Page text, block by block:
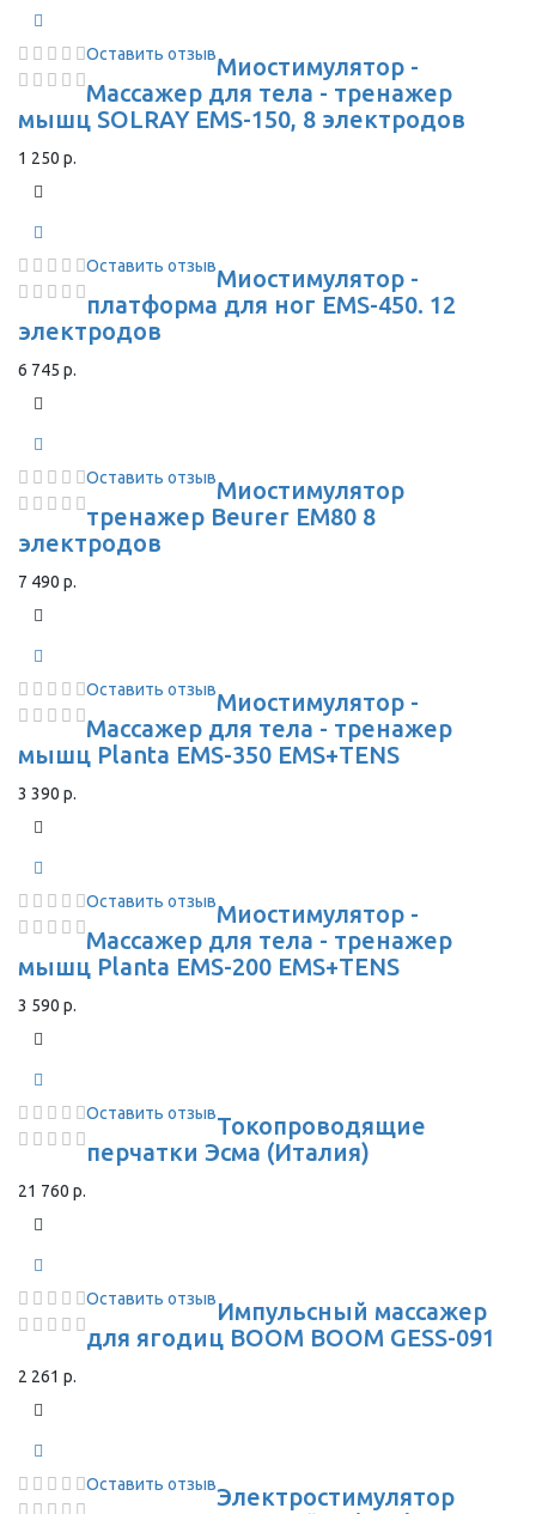
Оставить отзывМиостимулятор -
Массажер для тела - тренажер
мышц SOLRAY EMS-150, 8 электродов
1 250 р.
Оставить отзывМиостимулятор -
платформа для ног EMS-450. 12
электродов
6 745 р.
Оставить отзывМиостимулятор
тренажер Beurer EM80 8
электродов
7 490 р.
Оставить отзывМиостимулятор -
Массажер для тела - тренажер
мышц Planta EMS-350 EMS+TENS
3 390 р.
Оставить отзывМиостимулятор -
Массажер для тела - тренажер
мышц Planta EMS-200 EMS+TENS
3 590 р.
Оставить отзывТокопроводящие
перчатки Эсма (Италия)
21 760 р.
Оставить отзывИмпульсный массажер
для ягодиц BOOM BOOM GESS-091
2 261 р.
Оставить отзывЭлектростимулятор